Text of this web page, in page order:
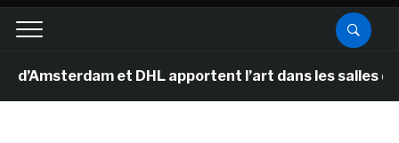
et DHL apportent l’art dans les salles de